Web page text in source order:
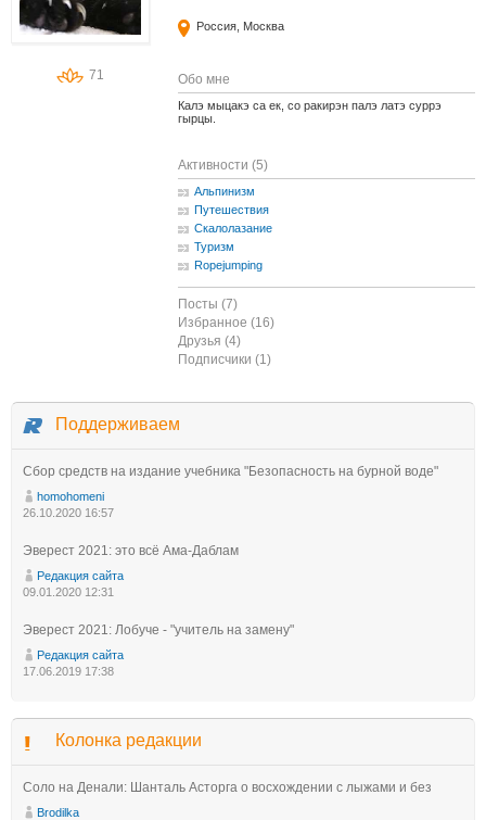
71
Россия, Москва
Обо мне
Калэ мыцакэ са ек, со ракирэн палэ латэ суррэ
гырцы.
Активности (5)
Альпинизм
Путешествия
Скалолазание
Туризм
Ropejumping
Посты (7)
Избранное (16)
Друзья (4)
Подписчики (1)
Поддерживаем
Сбор средств на издание учебника "Безопасность на бурной воде"
homohomeni
26.10.2020 16:57
Эверест 2021: это всё Ама-Даблам
Редакция сайта
09.01.2020 12:31
Эверест 2021: Лобуче - "учитель на замену"
Редакция сайта
17.06.2019 17:38
Колонка редакции
Соло на Денали: Шанталь Асторга о восхождении с лыжами и без
Brodilka